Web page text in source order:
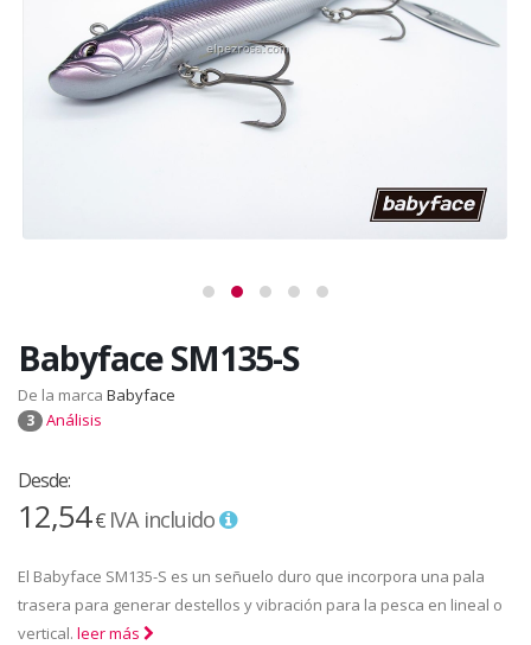
Babyface SM135-S
De la marca Babyface
3 Análisis
Desde:
12,54€ IVA incluido
El Babyface SM135-S es un señuelo duro que incorpora una pala
trasera para generar destellos y vibración para la pesca en lineal o
vertical. leer más